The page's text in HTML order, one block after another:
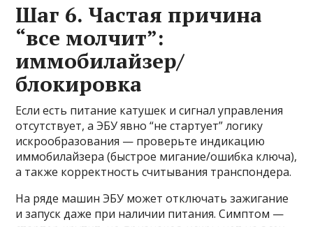
Шаг 6. Частая причина
“все молчит”:
иммобилайзер/
блокировка
Если есть питание катушек и сигнал управления
отсутствует, а ЭБУ явно “не стартует” логику
искрообразования — проверьте индикацию
иммобилайзера (быстрое мигание/ошибка ключа),
а также корректность считывания транспондера.
На ряде машин ЭБУ может отключать зажигание
и запуск даже при наличии питания. Симптом —